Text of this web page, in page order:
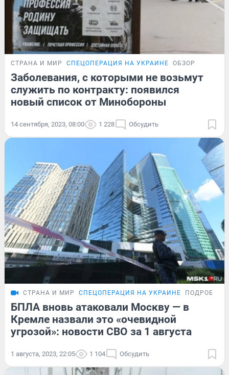
СТРАНА И МИР СПЕЦОПЕРАЦИЯ НА УКРАИНЕ ОБЗОР
Заболевания, с которыми не возьмут
служить по контракту: появился
новый список от Минобороны
14 сентября, 2023, 08:00 1 228 Обсудить
СТРАНА И МИР СПЕЦОПЕРАЦИЯ НА УКРАИНЕ
БПЛА вновь атаковали Москву — в
Кремле назвали это «очевидной
угрозой»: новости СВО за 1 августа
1 августа, 2023, 22:05 1 104 Обсудить